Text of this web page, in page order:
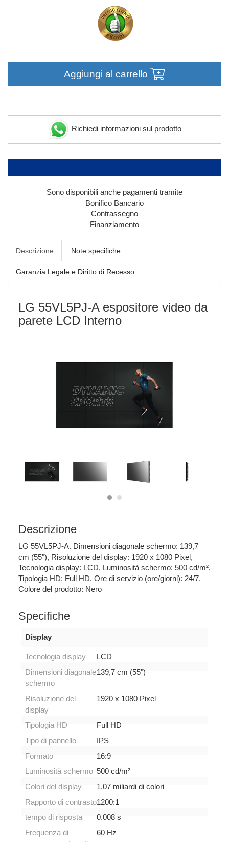
Aggiungi al carrello
Richiedi informazioni sul prodotto
Sono disponibili anche pagamenti tramite
Bonifico Bancario
Contrassegno
Finanziamento
Descrizione Note specifiche
Garanzia Legale e Diritto di Recesso
LG 55VL5PJ-A espositore video da
parete LCD Interno
Descrizione
LG 55VL5PJ-A. Dimensioni diagonale schermo: 139,7
cm (55"), Risoluzione del display: 1920 x 1080 Pixel,
Tecnologia display: LCD, Luminosità schermo: 500 cd/m²,
Tipologia HD: Full HD, Ore di servizio (ore/giorni): 24/7.
Colore del prodotto: Nero
Specifiche
Display
Tecnologia display
LCD
Dimensioni diagonale
schermo
139,7 cm (55")
Risoluzione del
display
1920 x 1080 Pixel
Tipologia HD
Full HD
Tipo di pannello
IPS
Formato
16:9
Luminosità schermo 500 cd/m²
Colori del display
1,07 miliardi di colori
Rapporto di contrasto1200:1
tempo di risposta
0,008 s
Frequenza di
60 Hz